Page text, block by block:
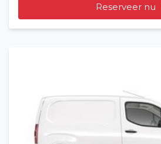
Reserveer nu